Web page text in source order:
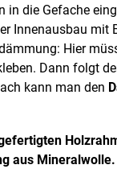
in die Gefache
Innenausbau mit
Hier
Dann folgt
kann man den
aus